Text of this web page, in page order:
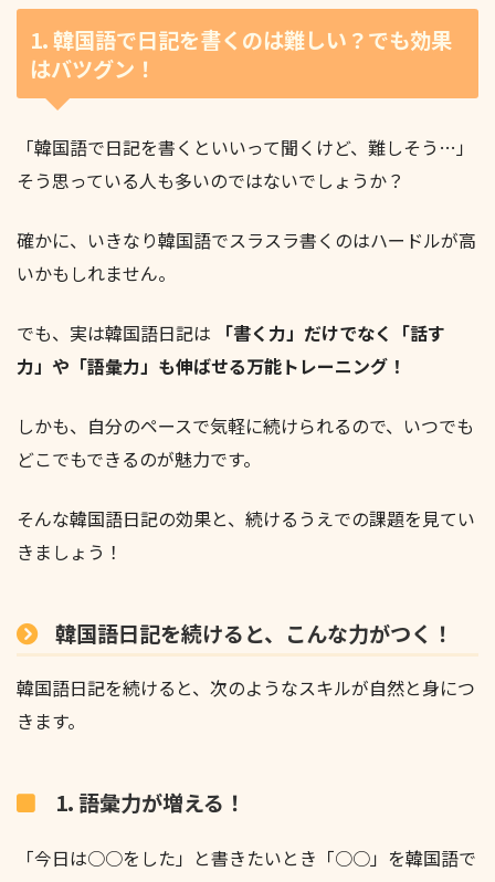
1. 韓国語で日記を書くのは難しい？でも効果
はバツグン！
「韓国語で日記を書くといいって聞くけど、難しそう…」
そう思っている人も多いのではないでしょうか？
確かに、いきなり韓国語でスラスラ書くのはハードルが高
いかもしれません。
でも、実は韓国語日記は
「書く力」だけでなく「話す
力」や「語彙力」も伸ばせる万能トレーニング！
しかも、自分のペースで気軽に続けられるので、いつでも
どこでもできるのが魅力です。
そんな韓国語日記の効果と、続けるうえでの課題を見てい
きましょう！
韓国語日記を続けると、こんな力がつく！
韓国語日記を続けると、次のようなスキルが自然と身につ
きます。
1. 語彙力が増える！
「今日は○○をした」と書きたいとき「○○」を韓国語で